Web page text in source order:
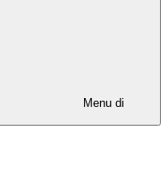
Menu di